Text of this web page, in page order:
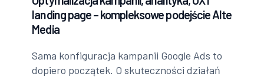
landing page – kompleksowe podejście Alte
Media
Sama konfiguracja kampanii Google Ads to
dopiero początek. O skuteczności działań